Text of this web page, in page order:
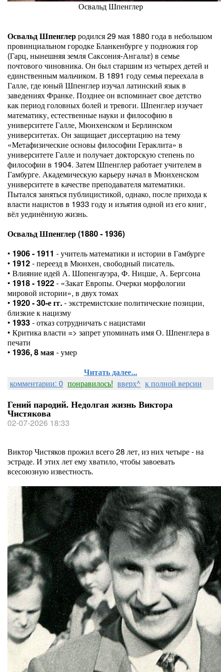
Освальд Шпенглер
Освальд Шпенглерродился 29 мая 1880 года в небольшом
провинциальном городке Бланкенбурге у подножия гор
(Гарц, нынешняя земля Саксония-Ангальт) в семье
почтового чиновника. Он был старшим из четырех детей и
единственным мальчиком. В 1891 году семья переехала в
Галле, где юный Шпенглер изучал латинский язык в
заведениях Франке. Позднее он вспоминает свое детство
как период головных болей и тревоги. Шпенглер изучает
математику, естественные науки и философию в
университете Галле, Мюнхенском и Берлинском
университетах. Он защищает диссертацию на тему
«Метафизические основы философии Гераклита» в
университете Галле и получает докторскую степень по
философии в 1904. Затем Шпенглер работает учителем в
Гамбурге. Академическую карьеру начал в Мюнхенском
университете в качестве преподавателя математики.
Пытался заняться публицистикой, однако, после прихода к
власти нацистов в 1933 году и изъятия одной из его книг,
вёл уединённую жизнь.
Освальд Шпенглер (1880 - 1936)
• 1906 - 1911 - учитель математики и истории в Гамбурге
• 1912- переезд в Мюнхен, свободный писатель.
• Влияние идей А. Шопенгауэра, Ф. Ницше, А. Бергсона
• 1918 - 1922- «Закат Европы. Очерки морфологии
мировой истории», в двух томах
• 1920 - 30-е гг.- экстремистские политические позиции,
близкие к нацизму
• 1933- отказ сотрудничать с нацистами
• Критика власти => запрет упоминать имя О. Шпенглера в
печати
• 1936, 8 мая- умер
Читать далее...
комментарии: 0 понравилось! вверх^ к полной версии
Гений пародий. Недолгая жизнь Виктора
Чистякова
02-07-2026 18:33
Виктор Чистяков прожил всего 28 лет, из них четыре - на
эстраде. И этих лет ему хватило, чтобы завоевать
всесоюзную известность.